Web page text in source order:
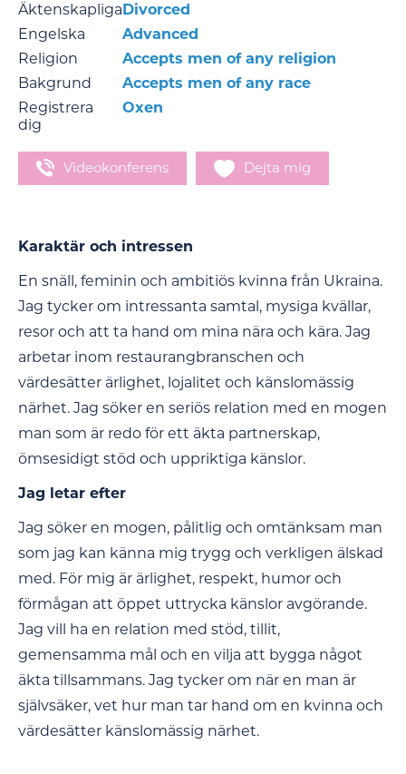
Äktenskapliga Divorced
Engelska
Advanced
Religion
Accepts men of any religion
Bakgrund
Accepts men of any race
Registrera
dig
Oxen
Videokonferens Dejta mig
Karaktär och intressen
En snäll, feminin och ambitiös kvinna från Ukraina.
Jag tycker om intressanta samtal, mysiga kvällar,
resor och att ta hand om mina nära och kära. Jag
arbetar inom restaurangbranschen och
värdesätter ärlighet, lojalitet och känslomässig
närhet. Jag söker en seriös relation med en mogen
man som är redo för ett äkta partnerskap,
ömsesidigt stöd och uppriktiga känslor.
Jag letar efter
Jag söker en mogen, pålitlig och omtänksam man
som jag kan känna mig trygg och verkligen älskad
med. För mig är ärlighet, respekt, humor och
förmågan att öppet uttrycka känslor avgörande.
Jag vill ha en relation med stöd, tillit,
gemensamma mål och en vilja att bygga något
äkta tillsammans. Jag tycker om när en man är
självsäker, vet hur man tar hand om en kvinna och
värdesätter känslomässig närhet.